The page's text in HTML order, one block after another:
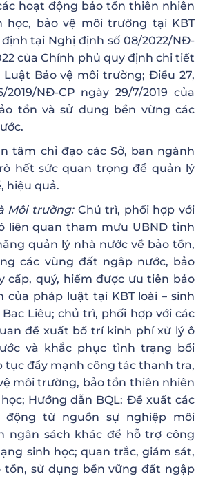
hoạt động bảo tồn thiên nhiên
học, bảo vệ môi trường tại KBT
tại Nghị định số 08/2022/NĐ-
của Chính phủ quy định chi tiết
Bảo vệ môi trường; Điều 27,
NĐ-CP ngày 29/7/2019 của
tồn và sử dụng bền vững các
tâm chỉ đạo các Sở, ban ngành
hết sức quan trọng để quản lý
hiệu quả.
Môi trường:Chủ trì, phối hợp với
liên quan tham mưu UBND tỉnh
quản lý nhà nước về bảo tồn,
các vùng đất ngập nước, bảo
cấp, quý, hiếm được ưu tiên bảo
của pháp luật tại KBT loài – sinh
Liêu; chủ trì, phối hợp với các
đề xuất bố trí kinh phí xử lý ô
và khắc phục tình trạng bồi
tục đẩy mạnh công tác thanh tra,
môi trường, bảo tồn thiên nhiên
Hướng dẫn BQL: Đề xuất các
động từ nguồn sự nghiệp môi
ngân sách khác để hỗ trợ công
sinh học; quan trắc, giám sát,
tồn, sử dụng bền vững đất ngập